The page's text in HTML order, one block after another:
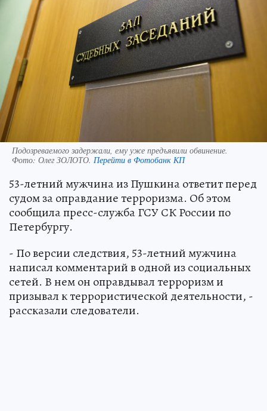
Подозреваемого задержали, ему уже предъявили обвинение.
Фото: Олег ЗОЛОТО. Перейти в Фотобанк КП
53-летний мужчина из Пушкина ответит перед
судом за оправдание терроризма. Об этом
сообщила пресс-служба ГСУ СК России по
Петербургу.
- По версии следствия, 53-летний мужчина
написал комментарий в одной из социальных
сетей. В нем он оправдывал терроризм и
призывал к террористической деятельности, -
рассказали следователи.